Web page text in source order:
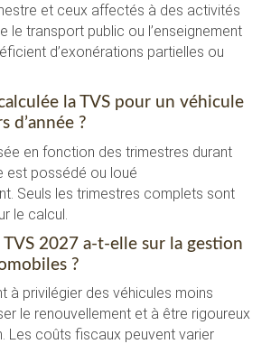
et ceux affectés à des activités
le transport public ou l’enseignement
d’exonérations partielles ou
la TVS pour un véhicule
d’année ?
en fonction des trimestres durant
est possédé ou loué
Seuls les trimestres complets sont
le calcul.
2027 a-t-elle sur la gestion
?
à privilégier des véhicules moins
le renouvellement et à être rigoureux
Les coûts fiscaux peuvent varier